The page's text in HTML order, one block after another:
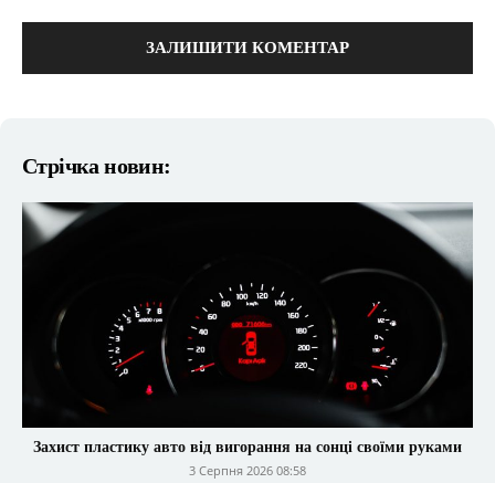
Стрічка новин:
Захист пластику авто від вигорання на сонці своїми руками
3 Серпня 2026 08:58